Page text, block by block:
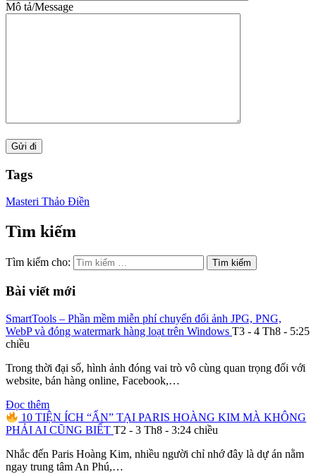
Mô tả/Message
Tags
Masteri Thảo Điền
Tìm kiếm
Tìm kiếm cho:
Bài viết mới
SmartTools – Phần mềm miễn phí chuyển đổi ảnh JPG, PNG,
WebP và đóng watermark hàng loạt trên Windows T3 - 4 Th8 - 5:25
chiều
Trong thời đại số, hình ảnh đóng vai trò vô cùng quan trọng đối với
website, bán hàng online, Facebook,…
Đọc thêm
10 TIỆN ÍCH “ẨN” TẠI PARIS HOÀNG KIM MÀ KHÔNG
PHẢI AI CŨNG BIẾT T2 - 3 Th8 - 3:24 chiều
Nhắc đến Paris Hoàng Kim, nhiều người chỉ nhớ đây là dự án nằm
ngay trung tâm An Phú,…